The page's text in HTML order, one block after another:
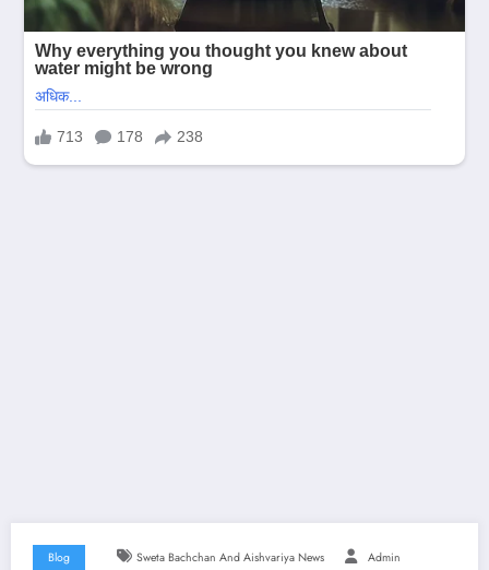
Blog Sweta Bachchan And Aishvariya News Admin